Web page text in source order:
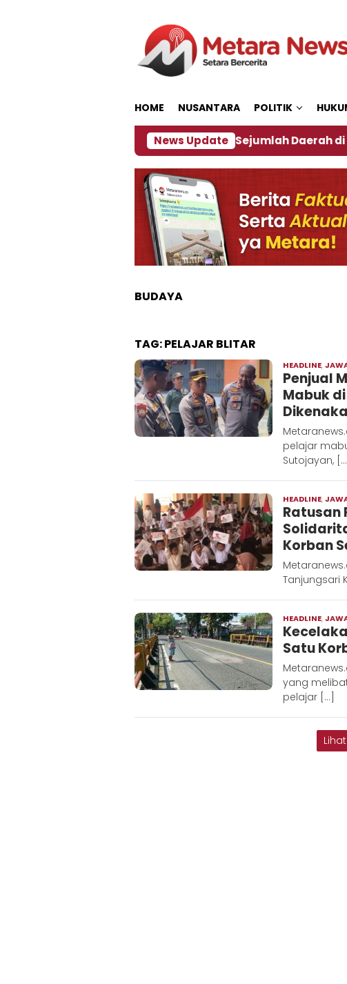
HOME NUSANTARA POLITIK
News Update
Dampak El Nino, Sejumlah Daerah di Jember
BUDAYA
TAG:PELAJAR BLITAR
HEADLINE,
Penjual
Mabuk
pelajar
Sutojayan,
HEADLINE,
Ratusan
Korban
Tanjungsari
HEADLINE,
Satu
yang
pelajar […]